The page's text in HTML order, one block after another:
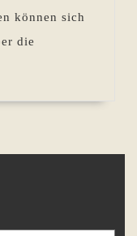
können sich
die